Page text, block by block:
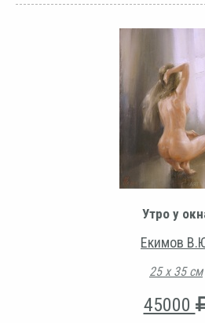
Утро у
Екимов
25 х 35 см
45000